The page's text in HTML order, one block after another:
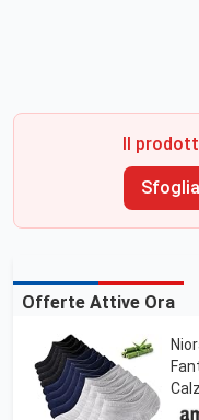
Il
Offerte Attive Ora